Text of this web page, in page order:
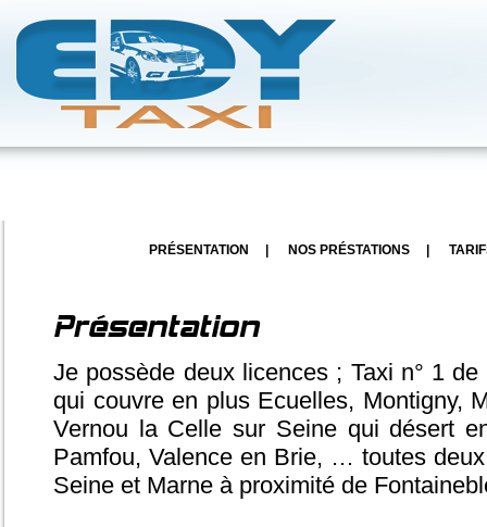
PRÉSENTATION NOS PRÉSTATIONS
Présentation
Je possède deux licences ; Taxi n° 1
qui couvre en plus Ecuelles, Montigny,
Vernou la Celle sur Seine qui désert
Pamfou, Valence en Brie, … toutes
Seine et Marne à proximité de